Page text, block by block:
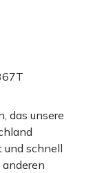
das unsere
und schnell